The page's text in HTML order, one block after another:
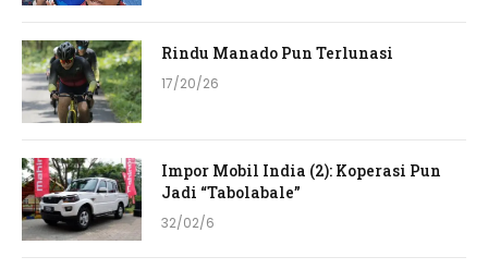
Rindu Manado Pun Terlunasi
17/20/26
Impor Mobil India (2): Koperasi Pun
Jadi “Tabolabale”
32/02/6